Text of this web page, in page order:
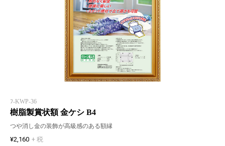
ﾌ-KWP-36
樹脂製賞状額 金ケシ B4
つや消し金の装飾が高級感のある額縁
¥2,160 + 税